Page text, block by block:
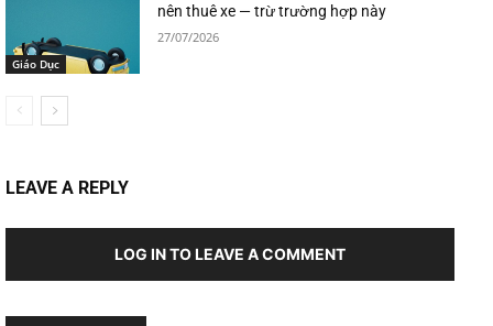
Giáo Dục
nên thuê xe — trừ trường hợp này
27/07/2026
LEAVE A REPLY
LOG IN TO LEAVE A COMMENT